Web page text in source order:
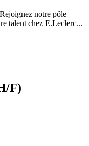
notre pôle
talent chez E.Leclerc...
F)